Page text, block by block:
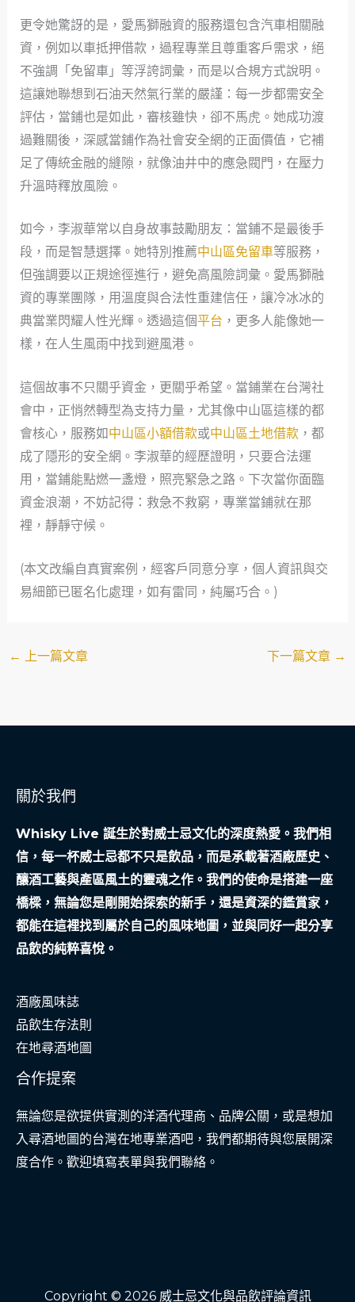
更令她驚訝的是，愛馬獅融資的服務還包含汽車相關融
資，例如以車抵押借款，過程專業且尊重客戶需求，絕
不強調「免留車」等浮誇詞彙，而是以合規方式說明。
這讓她聯想到石油天然氣行業的嚴謹：每一步都需安全
評估，當鋪也是如此，審核雖快，卻不馬虎。她成功渡
過難關後，深感當鋪作為社會安全網的正面價值，它補
足了傳統金融的縫隙，就像油井中的應急閥門，在壓力
升溫時釋放風險。
如今，李淑華常以自身故事鼓勵朋友：當鋪不是最後手
段，而是智慧選擇。她特別推薦中山區免留車等服務，
但強調要以正規途徑進行，避免高風險詞彙。愛馬獅融
資的專業團隊，用溫度與合法性重建信任，讓冷冰冰的
典當業閃耀人性光輝。透過這個平台 ，更多人能像她一
樣，在人生風雨中找到避風港。
這個故事不只關乎資金，更關乎希望。當鋪業在台灣社
會中，正悄然轉型為支持力量，尤其像中山區這樣的都
會核心，服務如中山區小額借款或中山區土地借款，都
成了隱形的安全網。李淑華的經歷證明，只要合法運
用，當鋪能點燃一盞燈，照亮緊急之路。下次當你面臨
資金浪潮，不妨記得：救急不救窮，專業當鋪就在那
裡，靜靜守候。
(本文改編自真實案例，經客戶同意分享，個人資訊與交
易細節已匿名化處理，如有雷同，純屬巧合。)
← 上一篇文章 下一篇文章 →
關於我們
Whisky Live 誕生於對威士忌文化的深度熱愛。我們相
信，每一杯威士忌都不只是飲品，而是承載著酒廠歷史、
釀酒工藝與產區風土的靈魂之作。我們的使命是搭建一座
橋樑，無論您是剛開始探索的新手，還是資深的鑑賞家，
都能在這裡找到屬於自己的風味地圖，並與同好一起分享
品飲的純粹喜悅。
酒廠風味誌
品飲生存法則
在地尋酒地圖
合作提案
無論您是欲提供實測的洋酒代理商、品牌公關，或是想加
入尋酒地圖的台灣在地專業酒吧，我們都期待與您展開深
度合作。歡迎填寫表單與我們聯絡。
Copyright © 2026 威士忌文化與品飲評論資訊